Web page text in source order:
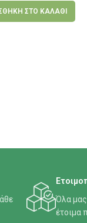
ΣΤΟ ΚΑΛΆΘΙ
Όλα μας
έτοιμα